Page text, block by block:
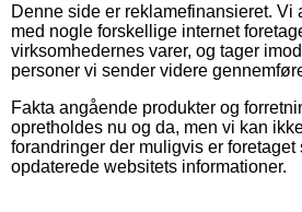
Denne side er reklamefinansieret.
med nogle forskellige internet
virksomhedernes varer, og tager
personer vi sender videre
Fakta angående produkter og
opretholdes nu og da, men vi kan
forandringer der muligvis er
opdaterede websitets informationer.